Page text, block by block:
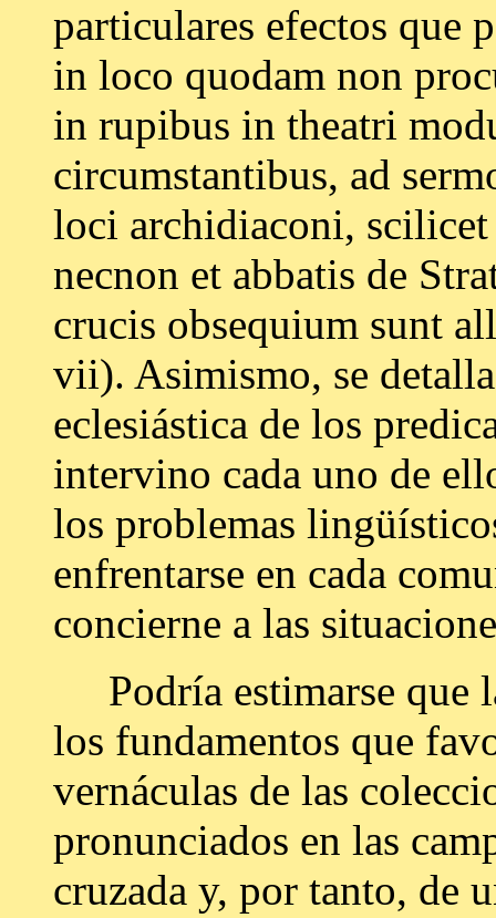
particulares efectos que
in loco quodam non
in rupibus in theatri
circumstantibus, ad
loci archidiaconi,
necnon et abbatis de
crucis obsequium sunt
vii). Asimismo, se
eclesiástica de los
intervino cada uno de
los problemas
enfrentarse en cada
concierne a las
Podría estimarse que
los fundamentos que
vernáculas de las
pronunciados en las
cruzada y, por tanto, de